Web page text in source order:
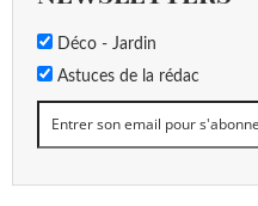
Déco - Jardin
Astuces de la rédac